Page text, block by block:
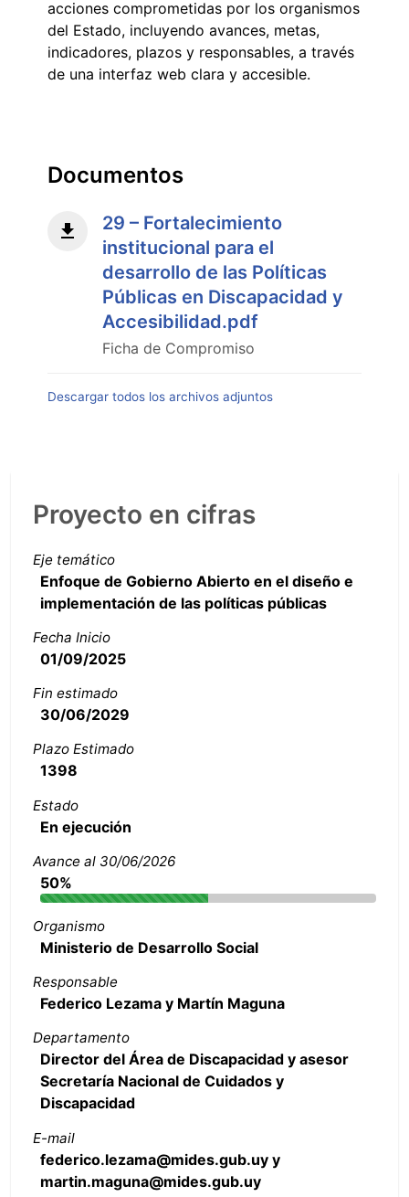
acciones comprometidas por los organismos
del Estado, incluyendo avances, metas,
indicadores, plazos y responsables, a través
de una interfaz web clara y accesible.
Documentos
29 – Fortalecimiento
institucional para el
desarrollo de las Políticas
Públicas en Discapacidad y
Accesibilidad.pdf
Ficha de Compromiso
Descargar todos los archivos adjuntos
Proyecto en cifras
Eje temático
Enfoque de Gobierno Abierto en el diseño e
implementación de las políticas públicas
Fecha Inicio
01/09/2025
Fin estimado
30/06/2029
Plazo Estimado
1398
Estado
En ejecución
Avance al 30/06/2026
50%
Organismo
Ministerio de Desarrollo Social
Responsable
Federico Lezama y Martín Maguna
Departamento
Director del Área de Discapacidad y asesor
Secretaría Nacional de Cuidados y
Discapacidad
E-mail
federico.lezama@mides.gub.uy y
martin.maguna@mides.gub.uy